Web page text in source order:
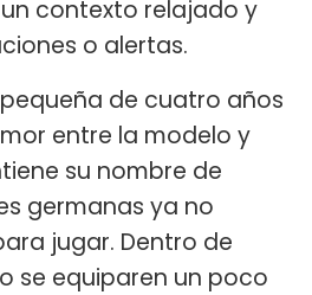
contexto relajado y
o alertas.
de cuatro años
entre la modelo y
su nombre de
germanas ya no
jugar. Dentro de
se equiparen un poco